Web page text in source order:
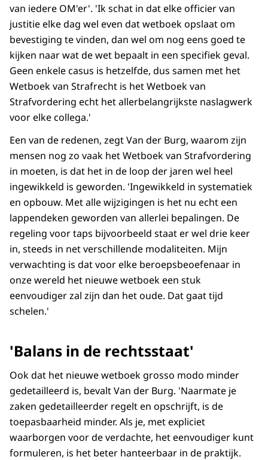
van iedere OM'er'. 'Ik schat in dat elke officier van
justitie elke dag wel even dat wetboek opslaat om
bevestiging te vinden, dan wel om nog eens goed te
kijken naar wat de wet bepaalt in een specifiek geval.
Geen enkele casus is hetzelfde, dus samen met het
Wetboek van Strafrecht is het Wetboek van
Strafvordering echt het allerbelangrijkste naslagwerk
voor elke collega.'
Een van de redenen, zegt Van der Burg, waarom zijn
mensen nog zo vaak het Wetboek van Strafvordering
in moeten, is dat het in de loop der jaren wel heel
ingewikkeld is geworden. 'Ingewikkeld in systematiek
en opbouw. Met alle wijzigingen is het nu echt een
lappendeken geworden van allerlei bepalingen. De
regeling voor taps bijvoorbeeld staat er wel drie keer
in, steeds in net verschillende modaliteiten. Mijn
verwachting is dat voor elke beroepsbeoefenaar in
onze wereld het nieuwe wetboek een stuk
eenvoudiger zal zijn dan het oude. Dat gaat tijd
schelen.'
'Balans in de rechtsstaat'
Ook dat het nieuwe wetboek grosso modo minder
gedetailleerd is, bevalt Van der Burg. 'Naarmate je
zaken gedetailleerder regelt en opschrijft, is de
toepasbaarheid minder. Als je, met expliciet
waarborgen voor de verdachte, het eenvoudiger kunt
formuleren, is het beter hanteerbaar in de praktijk.